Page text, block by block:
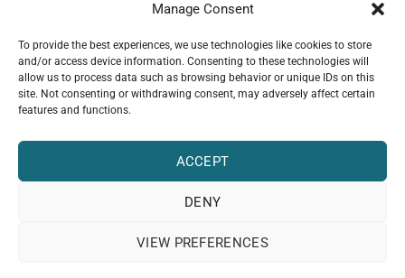
Manage Consent
To provide the best experiences, we use technologies like cookies to store
and/or access device information. Consenting to these technologies will
allow us to process data such as browsing behavior or unique IDs on this
site. Not consenting or withdrawing consent, may adversely affect certain
features and functions.
ACCEPT
DENY
VIEW PREFERENCES
Meld je aan
© 2015 – 2025 CultureRoad